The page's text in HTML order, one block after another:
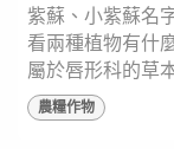
紫蘇、小紫蘇名
看兩種植物有什
屬於唇形科的草
子、梗至葉都有
紫蘇，因為葉部
農糧作物